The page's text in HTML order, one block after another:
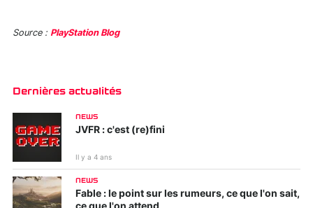
Source : PlayStation Blog
Dernières actualités
NEWS
JVFR : c'est (re)fini
Il y a 4 ans
NEWS
Fable : le point sur les rumeurs, ce que l'on sait,